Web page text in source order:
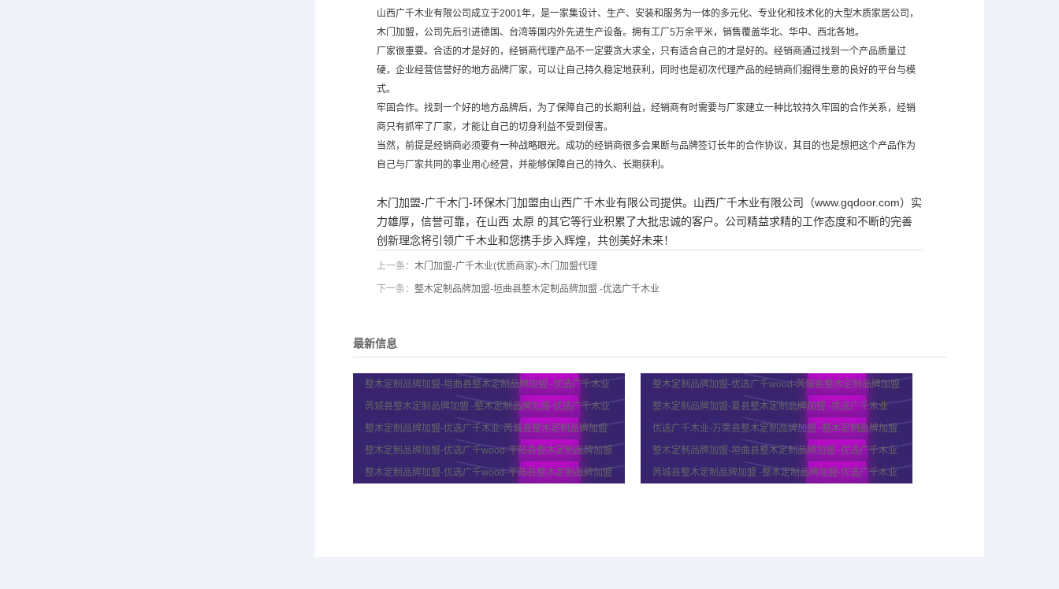
山西广千木业有限公司成立于2001年，是一家集设计、生产、安装和服务为一体的多元化、专业化和技术化的大型木质家居公司，
木门加盟，公司先后引进德国、台湾等国内外先进生产设备。拥有工厂5万余平米，销售覆盖华北、华中、西北各地。
厂家很重要。合适的才是好的，经销商代理产品不一定要贪大求全，只有适合自己的才是好的。经销商通过找到一个产品质量过
硬，企业经营信誉好的地方品牌厂家，可以让自己持久稳定地获利，同时也是初次代理产品的经销商们掘得生意的良好的平台与模
式。
牢固合作。找到一个好的地方品牌后，为了保障自己的长期利益，经销商有时需要与厂家建立一种比较持久牢固的合作关系，经销
商只有抓牢了厂家，才能让自己的切身利益不受到侵害。
当然，前提是经销商必须要有一种战略眼光。成功的经销商很多会果断与品牌签订长年的合作协议，其目的也是想把这个产品作为
自己与厂家共同的事业用心经营，并能够保障自己的持久、长期获利。
木门加盟-广千木门-环保木门加盟由山西广千木业有限公司提供。山西广千木业有限公司（www.gqdoor.com）实
力雄厚，信誉可靠，在山西 太原 的其它等行业积累了大批忠诚的客户。公司精益求精的工作态度和不断的完善
创新理念将引领广千木业和您携手步入辉煌，共创美好未来！
上一条： 木门加盟-广千木业(优质商家)-木门加盟代理
下一条： 整木定制品牌加盟-垣曲县整木定制品牌加盟 -优选广千木业
最新信息
整木定制品牌加盟-垣曲县整木定制品牌加盟 -优选广千木业
整木定制品牌加盟-优选广千wood-芮城县整木定制品牌加盟
芮城县整木定制品牌加盟 -整木定制品牌加盟-优选广千木业
整木定制品牌加盟-夏县整木定制品牌加盟 -优选广千木业
整木定制品牌加盟-优选广千木业-芮城县整木定制品牌加盟
优选广千木业-万荣县整木定制品牌加盟 -整木定制品牌加盟
整木定制品牌加盟-优选广千wood-平陆县整木定制品牌加盟
整木定制品牌加盟-垣曲县整木定制品牌加盟 -优选广千木业
整木定制品牌加盟-优选广千wood-平陆县整木定制品牌加盟
芮城县整木定制品牌加盟 -整木定制品牌加盟-优选广千木业